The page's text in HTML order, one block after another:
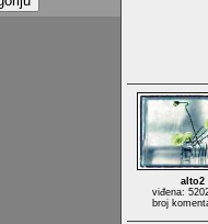
alto2
viđena:
broj